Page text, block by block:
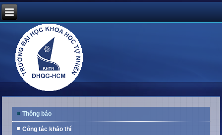
Thông báo
Công tác khảo thí